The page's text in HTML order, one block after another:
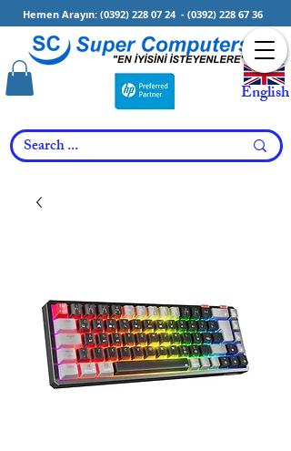
Hemen Arayın: (0392) 228 07 24 - (0392) 228 67 36
English